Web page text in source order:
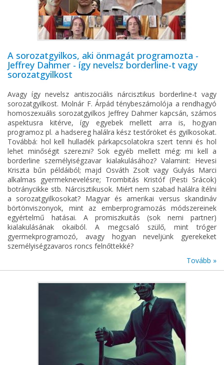
A sorozatgyilkos, aki önmagát programozta -
Jeffrey Dahmer - így nevelsz borderline-t vagy
sorozatgyilkost
Avagy így nevelsz antiszociális nárcisztikus borderline-t vagy
sorozatgyilkost. Molnár F. Árpád ténybeszámolója a rendhagyó
homoszexuális sorozatgyilkos Jeffrey Dahmer kapcsán, számos
aspektusra kitérve, így egyebek mellett arra is, hogyan
programoz pl. a hadsereg halálra kész testőröket és gyilkosokat.
Továbbá: hol kell hulladék párkapcsolatokra szert tenni és hol
lehet minőségit szerezni? Sok egyéb mellett még: mi kell a
borderline személyiségzavar kialakulásához? Valamint: Hevesi
Kriszta bűn példáiból; majd Osváth Zsolt vagy Gulyás Marci
alkalmas gyermeknevelésre; Trombitás Kristóf (Pesti Srácok)
botránycikke stb. Nárcisztikusok. Miért nem szabad halálra ítélni
a sorozatgyilkosokat? Magyar és amerikai versus skandináv
börtönviszonyok, mint az emberprogramozás módszereinek
egyértelmű hatásai. A promiszkuitás (sok nemi partner)
kialakulásának okaiból. A megcsaló szülő, mint tróger
gyermekprogramozó, avagy hogyan neveljünk gyerekeket
személyiségzavaros roncs felnőttekké?
Tovább »